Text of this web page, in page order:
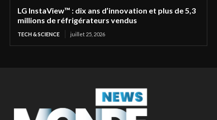
LG InstaView™ : dix ans d’innovation et plus de 5,3
millions de réfrigérateurs vendus
TECH & SCIENCE juillet 25, 2026